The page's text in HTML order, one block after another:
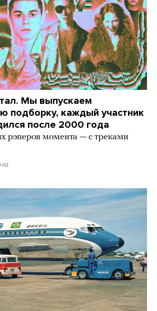
Мы выпускаем
подборку, каждый участник
после 2000 года
рэперов момента — с треками